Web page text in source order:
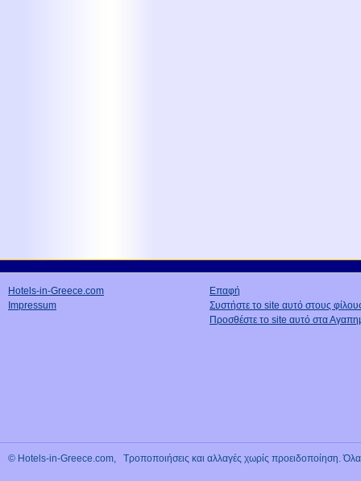
Hotels-in-Greece.com
Impressum
Επαφή
Συστήστε το site αυτό στους
Προσθέστε το site αυτό στα
© Hotels-in-Greece.com, Τροποποιήσεις και αλλαγές χωρίς προειδοποίηση. Όλα